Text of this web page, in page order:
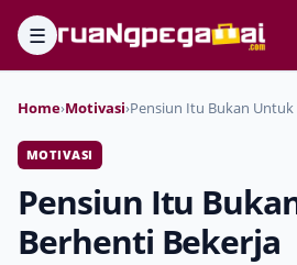
☰
Home›Motivasi›Pensiun Itu Bukan
MOTIVASI
Pensiun Itu
Berhenti Bekerja